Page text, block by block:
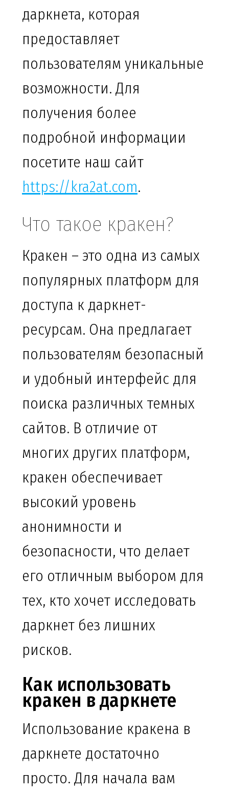
даркнета, которая
предоставляет
пользователям уникальные
возможности. Для
получения более
подробной информации
посетите наш сайт
https://kra2at.com.
Что такое кракен?
Кракен – это одна из самых
популярных платформ для
доступа к даркнет-
ресурсам. Она предлагает
пользователям безопасный
и удобный интерфейс для
поиска различных темных
сайтов. В отличие от
многих других платформ,
кракен обеспечивает
высокий уровень
анонимности и
безопасности, что делает
его отличным выбором для
тех, кто хочет исследовать
даркнет без лишних
рисков.
Как использовать
кракен в даркнете
Использование кракена в
даркнете достаточно
просто. Для начала вам